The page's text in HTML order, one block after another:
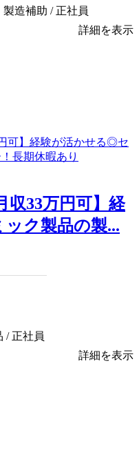
造補助 / 正社員
詳細を表示
収33万円可】経
ク製品の製...
/ 正社員
詳細を表示